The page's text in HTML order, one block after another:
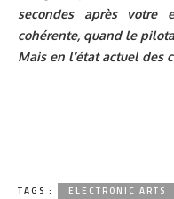
secondes après votre
cohérente, quand le
Mais en l’état actuel des
TAGS : ELECTRONIC ARTS